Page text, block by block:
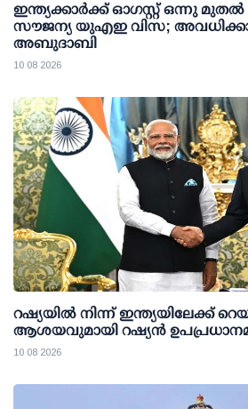
ഇന്ത്യക്കാര്‍ക്ക് ഓഗസ്റ്റ് ഒന്നു
സൗജന്യ യുഎഇ വിസ; അവധിക്കാല ഓഫറുമായി
അബുദാബി
10 08 2026
റഷ്യയില്‍ നിന്ന് ഇന്ത്യയിലേക്ക്
ആശയവുമായി റഷ്യന്‍
10 08 2026